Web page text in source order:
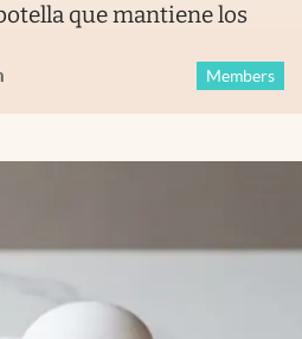
que mantiene los
Members